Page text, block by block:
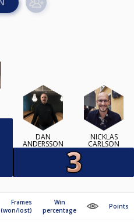
DAN
ANDERSSON
NICKLAS
CARLSON
Frames
(won/lost)
Win
percentage
Points